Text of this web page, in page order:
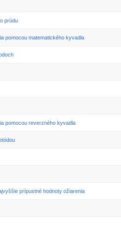
prúdu
pomocou matematického kyvadla
pomocou reverzného kyvadla
prípustné hodnoty ožiarenia